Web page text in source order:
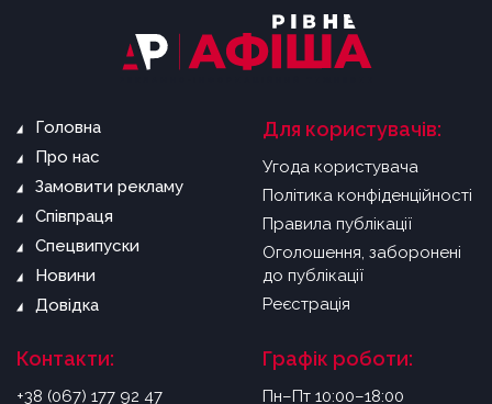
Головна
Про нас
Замовити рекламу
Співпраця
Спецвипуски
Новини
Довідка
Для користувачів:
Угода користувача
Політика конфіденційності
Правила публікації
Оголошення, заборонені
до публікації
Реєстрація
Контакти:
+38 (067) 177 92 47
Графік роботи:
Пн–Пт 10:00–18:00